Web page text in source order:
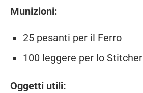
Munizioni:
25 pesanti per il Ferro
100 leggere per lo Stitcher
Oggetti utili: